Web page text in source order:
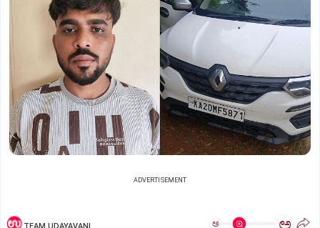
ADVERTISEMENT
TEAM UDAYAVANI ಅ ಅ